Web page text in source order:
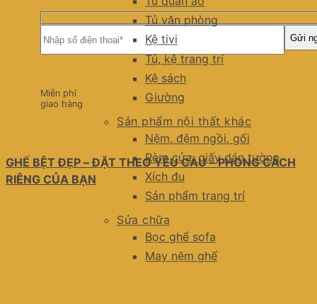
Tủ văn phòng
Kệ tivi
Tủ, kệ trang trí
Kệ sách
Giường
Sản phẩm nội thất khác
Nệm, đệm ngồi, gối
Rèm cửa, giấy dán tường
Xích đu
Sản phẩm trang trí
Sửa chữa
Bọc ghế sofa
May nệm ghế
Miễn phí
giao hàng
GHẾ BỆT ĐẸP – ĐẶT THEO YÊU CẦU – PHONG CÁCH
RIÊNG CỦA BẠN